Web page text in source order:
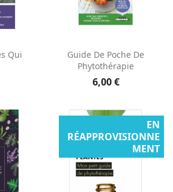
Qui
Guide De Poche De
Phytothérapie
6,00 €
EN
RÉAPPROVISIONNE
MENT